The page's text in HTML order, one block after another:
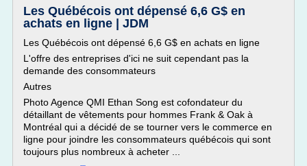
Les Québécois ont dépensé 6,6 G$ en
achats en ligne | JDM
Les Québécois ont dépensé 6,6 G$ en achats en ligne
L'offre des entreprises d'ici ne suit cependant pas la
demande des consommateurs
Autres
Photo Agence QMI Ethan Song est cofondateur du
détaillant de vêtements pour hommes Frank & Oak à
Montréal qui a décidé de se tourner vers le commerce en
ligne pour joindre les consommateurs québécois qui sont
toujours plus nombreux à acheter ...